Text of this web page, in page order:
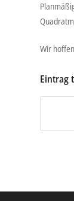
Wir
Eintrag